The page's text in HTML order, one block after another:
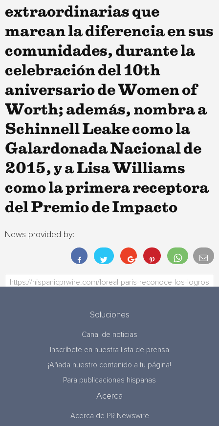
extraordinarias que
marcan la diferencia en sus
comunidades, durante la
celebración del 10th
aniversario de Women of
Worth; además, nombra a
Schinnell Leake como la
Galardonada Nacional de
2015, y a Lisa Williams
como la primera receptora
del Premio de Impacto
News provided by:
Soluciones
Canal de noticias
Inscríbete en nuestra lista de prensa
¡Añada nuestro contenido a tu página!
Para publicaciones hispanas
Acerca
Acerca de PR Newswire